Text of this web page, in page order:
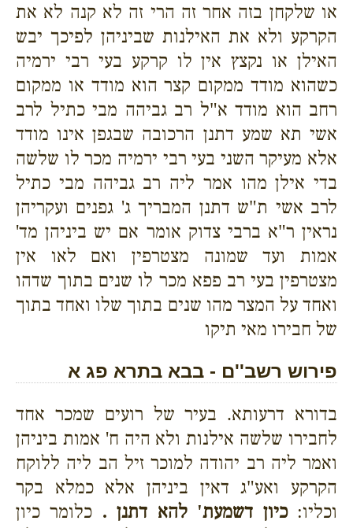
או שלקחן בזה אחר זה הרי זה לא קנה לא את
הקרקע ולא את האילנות שביניהן לפיכך יבש
האילן או נקצץ אין לו קרקע בעי רבי ירמיה
כשהוא מודד ממקום קצר הוא מודד או ממקום
רחב הוא מודד א"ל רב גביהה מבי כתיל לרב
אשי תא שמע דתנן הרכובה שבגפן אינו מודד
אלא מעיקר השני בעי רבי ירמיה מכר לו שלשה
בדי אילן מהו אמר ליה רב גביהה מבי כתיל
לרב אשי ת"ש דתנן המבריך ג' גפנים ועקריהן
נראין ר"א ברבי צדוק אומר אם יש ביניהן מד'
אמות ועד שמונה מצטרפין ואם לאו אין
מצטרפין בעי רב פפא מכר לו שנים בתוך שדהו
ואחד על המצר מהו שנים בתוך שלו ואחד בתוך
של חבירו מאי תיקו
פירוש רשב''ם - בבא בתרא פג א
בדורא דרעותא. בעיר של רועים שמכר אחד
לחבירו שלשה אילנות ולא היה ח' אמות ביניהן
ואמר ליה רב יהודה למוכר זיל הב ליה ללוקח
הקרקע ואע"ג דאין ביניהן אלא כמלא בקר
וכליו:כיון דשמעת' להא דתנן . כלומר כיון